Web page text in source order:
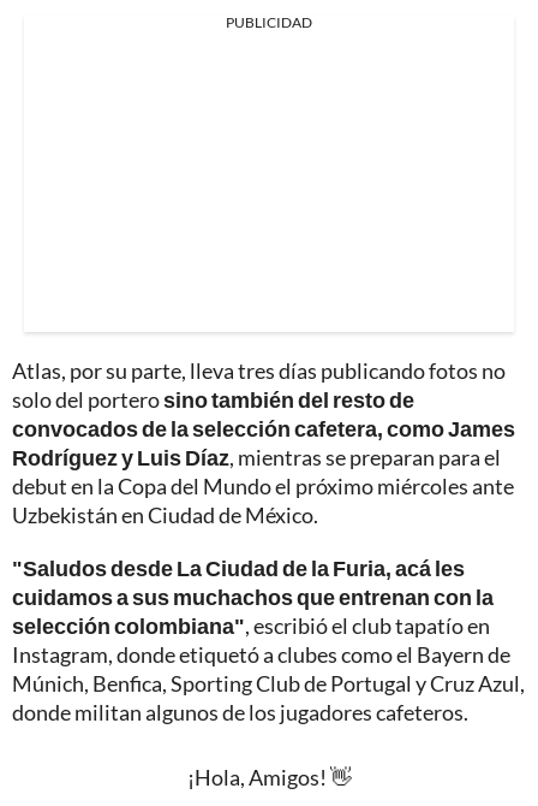
PUBLICIDAD
Atlas, por su parte, lleva tres días publicando fotos no
solo del porterosino también del resto de
convocados de la selección cafetera, como James
Rodríguez y Luis Díaz, mientras se preparan para el
debut en la Copa del Mundo el próximo miércoles ante
Uzbekistán en Ciudad de México.
"Saludos desde La Ciudad de la Furia, acá les
cuidamos a sus muchachos que entrenan con la
selección colombiana", escribió el club tapatío en
Instagram, donde etiquetó a clubes como el Bayern de
Múnich, Benfica, Sporting Club de Portugal y Cruz Azul,
donde militan algunos de los jugadores cafeteros.
¡Hola, Amigos! 👋